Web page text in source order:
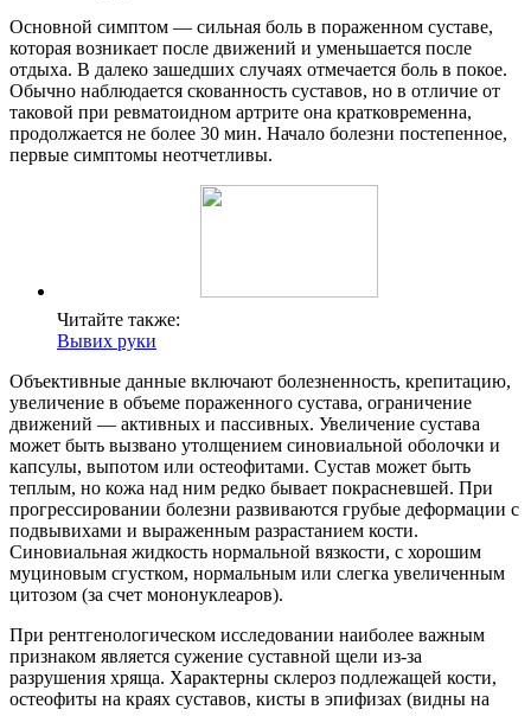
Основной симптом — сильная боль в пораженном суставе,
которая возникает после движений и уменьшается после
отдыха. В далеко зашедших случаях отмечается боль в покое.
Обычно наблюдается скованность суставов, но в отличие от
таковой при ревматоидном артрите она кратковременна,
продолжается не более 30 мин. Начало болезни постепенное,
первые симптомы неотчетливы.
Читайте также:
Вывих руки
Объективные данные включают болезненность, крепитацию,
увеличение в объеме пораженного сустава, ограничение
движений — активных и пассивных. Увеличение сустава
может быть вызвано утолщением синовиальной оболочки и
капсулы, выпотом или остеофитами. Сустав может быть
теплым, но кожа над ним редко бывает покрасневшей. При
прогрессировании болезни развиваются грубые деформации с
подвывихами и выраженным разрастанием кости.
Синовиальная жидкость нормальной вязкости, с хорошим
муциновым сгустком, нормальным или слегка увеличенным
цитозом (за счет мононуклеаров).
При рентгенологическом исследовании наиболее важным
признаком является сужение суставной щели из-за
разрушения хряща. Характерны склероз подлежащей кости,
остеофиты на краях суставов, кисты в эпифизах (видны на